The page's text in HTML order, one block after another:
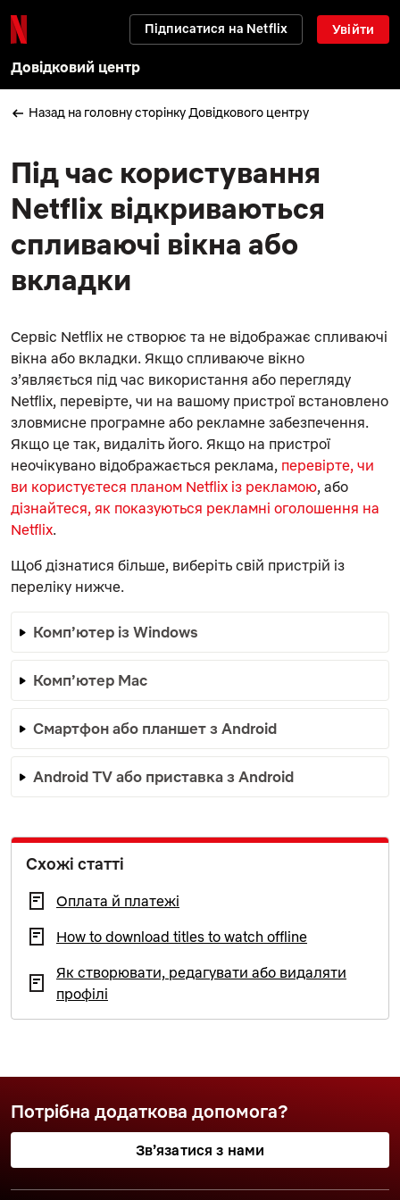
Підписатися на Netflix Увійти
Довідковий центр
Назад на головну сторінку Довідкового центру
Під час користування
Netflix відкриваються
спливаючі вікна або
вкладки
Сервіс Netflix не створює та не відображає спливаючі
вікна або вкладки. Якщо спливаюче вікно
з’являється під час використання або перегляду
Netflix, перевірте, чи на вашому пристрої встановлено
зловмисне програмне або рекламне забезпечення.
Якщо це так, видаліть його. Якщо на пристрої
неочікувано відображається реклама, перевірте, чи
ви користуєтеся планом Netflix із рекламою, або
дізнайтеся, як показуються рекламні оголошення на
Netflix.
Щоб дізнатися більше, виберіть свій пристрій із
переліку нижче.
Комп’ютер із Windows
Комп’ютер Mac
Смартфон або планшет з Android
Android TV або приставка з Android
Схожі статті
Оплата й платежі
How to download titles to watch offline
Як створювати, редагувати або видаляти
профілі
Потрібна додаткова допомога?
Зв’язатися з нами